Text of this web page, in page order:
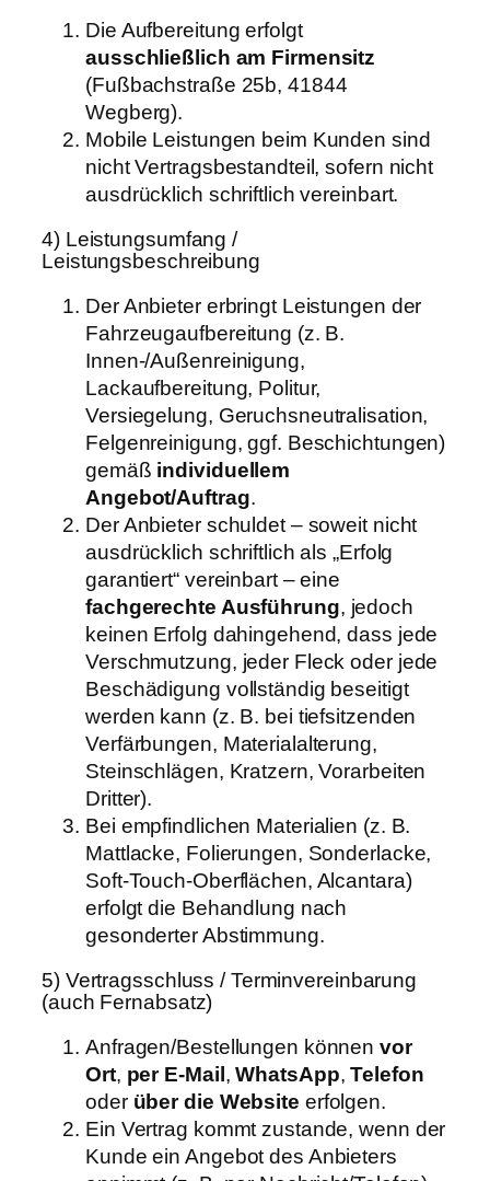
Die Aufbereitung erfolgt
ausschließlich am Firmensitz
(Fußbachstraße 25b, 41844
Wegberg).
Mobile Leistungen beim Kunden sind
nicht Vertragsbestandteil, sofern nicht
ausdrücklich schriftlich vereinbart.
4) Leistungsumfang /
Leistungsbeschreibung
Der Anbieter erbringt Leistungen der
Fahrzeugaufbereitung (z. B.
Innen-/Außenreinigung,
Lackaufbereitung, Politur,
Versiegelung, Geruchsneutralisation,
Felgenreinigung, ggf. Beschichtungen)
gemäß individuellem
Angebot/Auftrag.
Der Anbieter schuldet – soweit nicht
ausdrücklich schriftlich als „Erfolg
garantiert“ vereinbart – eine
fachgerechte Ausführung, jedoch
keinen Erfolg dahingehend, dass jede
Verschmutzung, jeder Fleck oder jede
Beschädigung vollständig beseitigt
werden kann (z. B. bei tiefsitzenden
Verfärbungen, Materialalterung,
Steinschlägen, Kratzern, Vorarbeiten
Dritter).
Bei empfindlichen Materialien (z. B.
Mattlacke, Folierungen, Sonderlacke,
Soft-Touch-Oberflächen, Alcantara)
erfolgt die Behandlung nach
gesonderter Abstimmung.
5) Vertragsschluss / Terminvereinbarung
(auch Fernabsatz)
Anfragen/Bestellungen könnenvor
Ort, per E-Mail ,WhatsApp,Telefon
oder über die Website erfolgen.
Ein Vertrag kommt zustande, wenn der
Kunde ein Angebot des Anbieters